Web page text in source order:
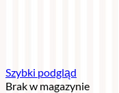
Szybki podgląd
Brak w magazynie